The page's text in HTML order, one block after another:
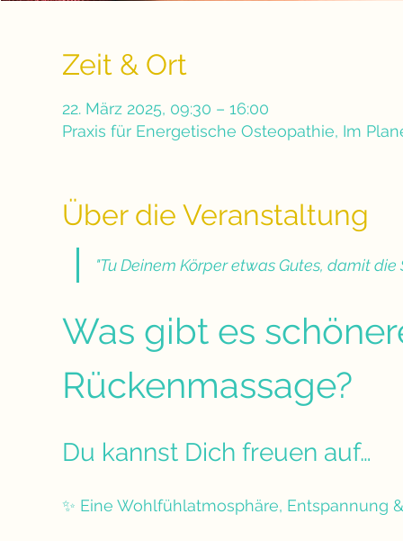
Zeit & Ort
22. März 2025, 09:30 – 16:00
Praxis für Energetische Osteopathie, Im
Über die Veranstaltung
"Tu Deinem Körper etwas Gutes, damit
Was gibt es
Rückenmassage?
Du kannst Dich freuen auf…
✨ Eine Wohlfühlatmosphäre, Entspannung